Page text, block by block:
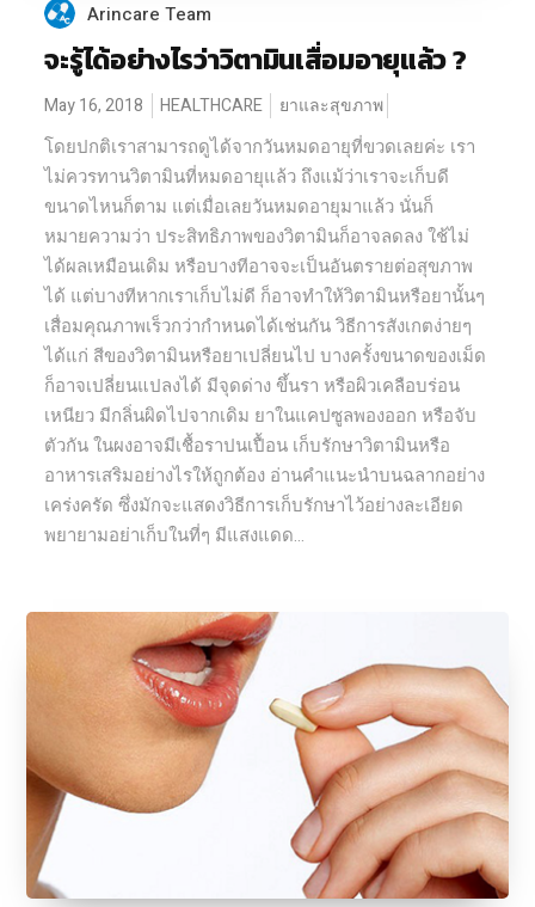
Arincare Team
จะรู้ได้อย่างไรว่าวิตามินเสื่อมอายุแล้ว ?
May 16, 2018 HEALTHCARE ยาและสุขภาพ
โดยปกติเราสามารถดูได้จากวันหมดอายุที่ขวดเลยค่ะ เรา
ไม่ควรทานวิตามินที่หมดอายุแล้ว ถึงแม้ว่าเราจะเก็บดี
ขนาดไหนก็ตาม แต่เมื่อเลยวันหมดอายุมาแล้ว นั่นก็
หมายความว่า ประสิทธิภาพของวิตามินก็อาจลดลง ใช้ไม่
ได้ผลเหมือนเดิม หรือบางทีอาจจะเป็นอันตรายต่อสุขภาพ
ได้ แต่บางทีหากเราเก็บไม่ดี ก็อาจทำให้วิตามินหรือยานั้นๆ
เสื่อมคุณภาพเร็วกว่ากำหนดได้เช่นกัน วิธีการสังเกตง่ายๆ
ได้แก่ สีของวิตามินหรือยาเปลี่ยนไป บางครั้งขนาดของเม็ด
ก็อาจเปลี่ยนแปลงได้ มีจุดด่าง ขึ้นรา หรือผิวเคลือบร่อน
เหนียว มีกลิ่นผิดไปจากเดิม ยาในแคปซูลพองออก หรือจับ
ตัวกัน ในผงอาจมีเชื้อราปนเปื้อน เก็บรักษาวิตามินหรือ
อาหารเสริมอย่างไรให้ถูกต้อง อ่านคำแนะนำบนฉลากอย่าง
เคร่งครัด ซึ่งมักจะแสดงวิธีการเก็บรักษาไว้อย่างละเอียด
พยายามอย่าเก็บในที่ๆ มีแสงแดด...